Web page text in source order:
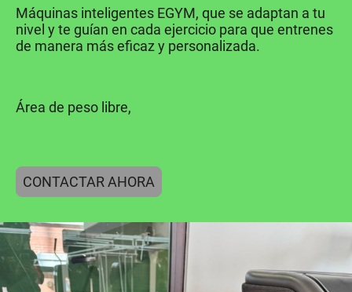
Máquinas inteligentes EGYM, que se adaptan a tu
nivel y te guían en cada ejercicio para que entrenes
de manera más eficaz y personalizada.
Área de peso libre,
CONTACTAR AHORA